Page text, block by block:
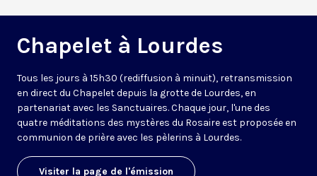
Chapelet à Lourdes
Tous les jours à 15h30 (rediffusion à minuit), retransmission
en direct du Chapelet depuis la grotte de Lourdes, en
partenariat avec les Sanctuaires. Chaque jour, l'une des
quatre méditations des mystères du Rosaire est proposée en
communion de prière avec les pèlerins à Lourdes.
Visiter la page de l'émission